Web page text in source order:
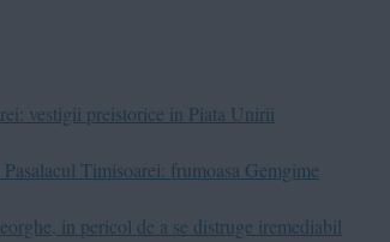
vestigii preistorice in Piata Unirii
Timisoarei: frumoasa Gemgime
in pericol de a se distruge iremediabil